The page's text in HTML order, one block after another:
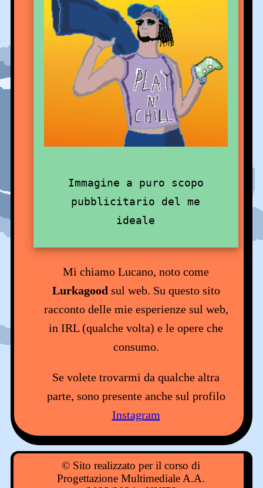
Immagine a puro scopo
pubblicitario del me
ideale
Mi chiamo Lucano, noto come
Lurkagood sul web. Su questo sito
racconto delle mie esperienze sul web,
in IRL (qualche volta) e le opere che
consumo.
Se volete trovarmi da qualche altra
parte, sono presente anche sul profilo
Instagram
© Sito realizzato per il corso di
Progettazione Multimediale A.A.